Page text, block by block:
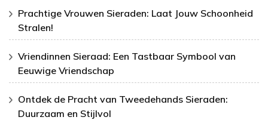
Prachtige Vrouwen Sieraden: Laat Jouw Schoonheid
Stralen!
Vriendinnen Sieraad: Een Tastbaar Symbool van
Eeuwige Vriendschap
Ontdek de Pracht van Tweedehands Sieraden:
Duurzaam en Stijlvol